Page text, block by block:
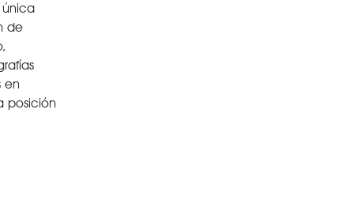
de
en
posición